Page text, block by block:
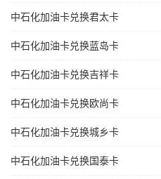
中石化加油卡兑换君太卡
中石化加油卡兑换蓝岛卡
中石化加油卡兑换吉祥卡
中石化加油卡兑换欧尚卡
中石化加油卡兑换城乡卡
中石化加油卡兑换国泰卡